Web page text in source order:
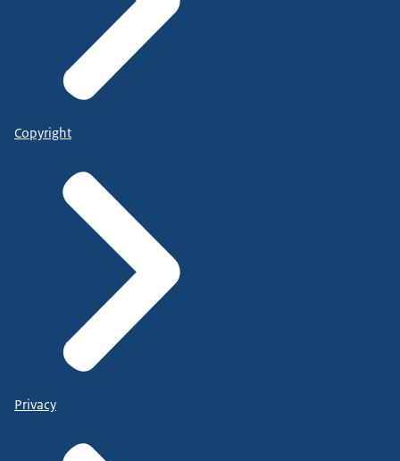
Copyright
Privacy